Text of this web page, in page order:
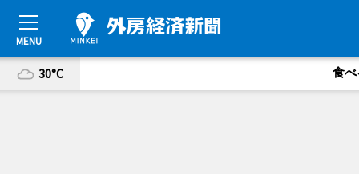
30°C 食べ